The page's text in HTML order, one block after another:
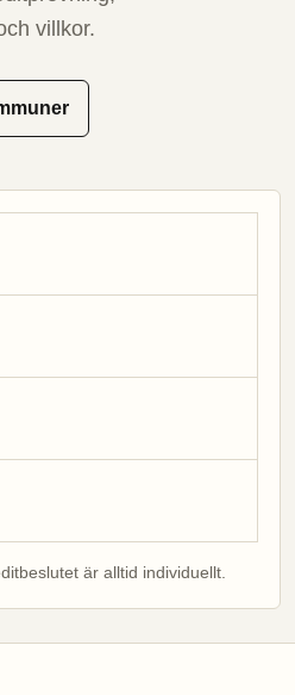
villkor.
är alltid individuellt.